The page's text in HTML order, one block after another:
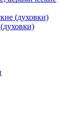
(духовки)